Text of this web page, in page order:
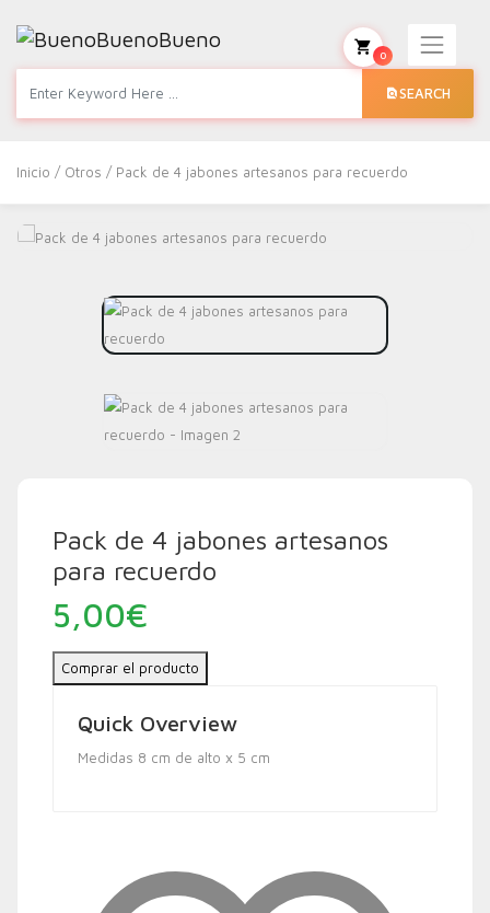
SEARCH
0
Inicio / Otros / Pack de 4 jabones artesanos para recuerdo
Pack de 4 jabones artesanos
para recuerdo
5,00€
Comprar el producto
Quick Overview
Medidas 8 cm de alto x 5 cm